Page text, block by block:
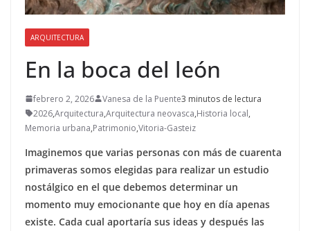
ARQUITECTURA
En la boca del león
febrero 2, 2026 Vanesa de la Puente3 minutos de lectura
2026,Arquitectura,Arquitectura neovasca,Historia local,
Memoria urbana,Patrimonio,Vitoria-Gasteiz
Imaginemos que varias personas con más de cuarenta
primaveras somos elegidas para realizar un estudio
nostálgico en el que debemos determinar un
momento muy emocionante que hoy en día apenas
existe. Cada cual aportaría sus ideas y después las